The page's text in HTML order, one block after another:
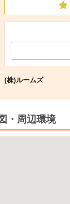
(株)ルームズ
・周辺環境